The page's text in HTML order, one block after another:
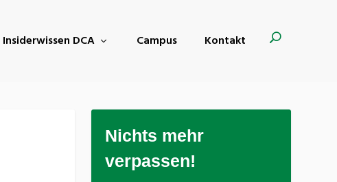
Insiderwissen DCA Campus Kontakt
Nichts mehr
verpassen!